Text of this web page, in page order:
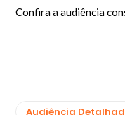
Confira a audiência
Audiência